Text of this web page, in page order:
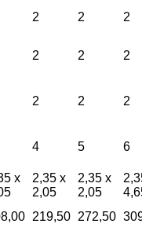
2 2
2
2 2 2
2 2 2
4 5 6
x
2,35 x
2,05
2,35 x
2,05
219,50 272,50